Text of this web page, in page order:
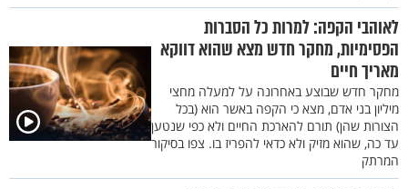
לאוהבי הקפה: למרות כל הסברות
הפסימיות, מחקר חדש מצא שהוא דווקא
מאריך חיים
מחקר חדש שבוצע באחרונה על למעלה מחצי
מיליון בני אדם, מצא כי הקפה באשר הוא (בכל
הצורות שהן) תורם להארכת החיים ולא כפי שנטען
עד כה, שהוא מזיק ולא כדאי להפריז בו. צפו בסיקור
המרתק